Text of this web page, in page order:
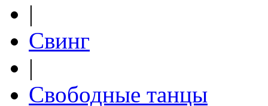
|
Свинг
|
Свободные танцы